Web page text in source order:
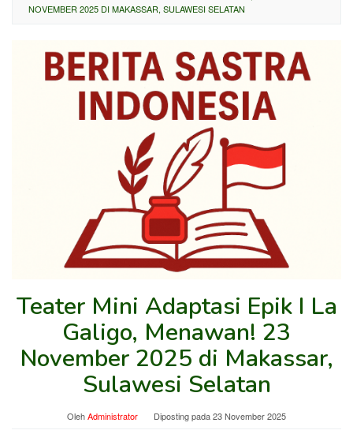
NOVEMBER 2025 DI MAKASSAR, SULAWESI SELATAN
Teater Mini Adaptasi Epik I La
Galigo, Menawan! 23
November 2025 di Makassar,
Sulawesi Selatan
OlehAdministrator Diposting pada23 November 2025